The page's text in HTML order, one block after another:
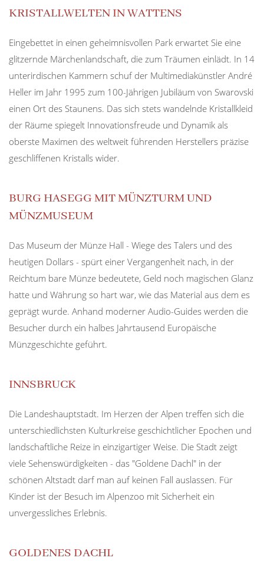
KRISTALLWELTEN IN WATTENS
Eingebettet in einen geheimnisvollen Park erwartet Sie eine
glitzernde Märchenlandschaft, die zum Träumen einlädt. In 14
unterirdischen Kammern schuf der Multimediakünstler André
Heller im Jahr 1995 zum 100-Jährigen Jubiläum von Swarovski
einen Ort des Staunens. Das sich stets wandelnde Kristallkleid
der Räume spiegelt Innovationsfreude und Dynamik als
oberste Maximen des weltweit führenden Herstellers präzise
geschliffenen Kristalls wider.
BURG HASEGG MIT MÜNZTURM UND
MÜNZMUSEUM
Das Museum der Münze Hall - Wiege des Talers und des
heutigen Dollars - spürt einer Vergangenheit nach, in der
Reichtum bare Münze bedeutete, Geld noch magischen Glanz
hatte und Währung so hart war, wie das Material aus dem es
geprägt wurde. Anhand moderner Audio-Guides werden die
Besucher durch ein halbes Jahrtausend Europäische
Münzgeschichte geführt.
INNSBRUCK
Die Landeshauptstadt. Im Herzen der Alpen treffen sich die
unterschiedlichsten Kulturkreise geschichtlicher Epochen und
landschaftliche Reize in einzigartiger Weise. Die Stadt zeigt
viele Sehenswürdigkeiten - das "Goldene Dachl" in der
schönen Altstadt darf man auf keinen Fall auslassen. Für
Kinder ist der Besuch im Alpenzoo mit Sicherheit ein
unvergessliches Erlebnis.
GOLDENES DACHL